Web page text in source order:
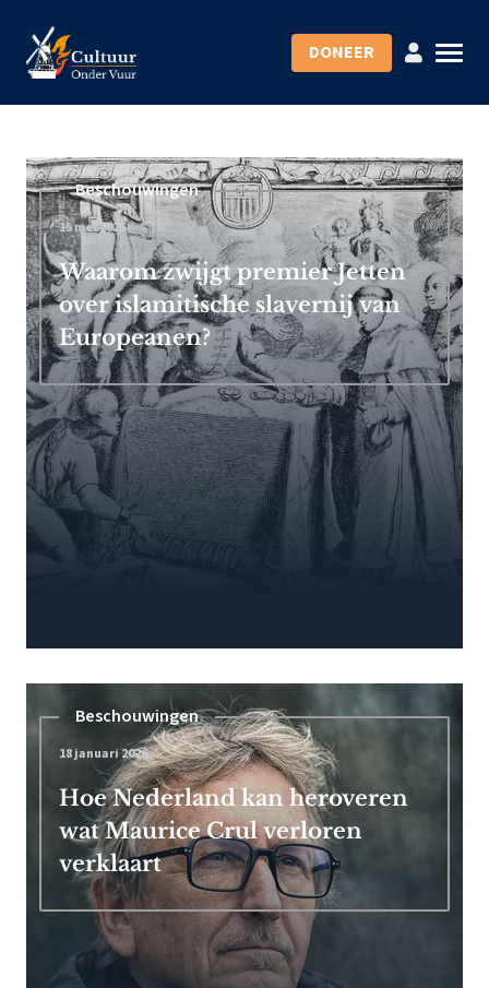
DONEER
Beschouwingen
15 mei 2026
Waarom zwijgt premier Jetten
over islamitische slavernij van
Europeanen?
Beschouwingen
18 januari 2026
Hoe Nederland kan heroveren
wat Maurice Crul verloren
verklaart